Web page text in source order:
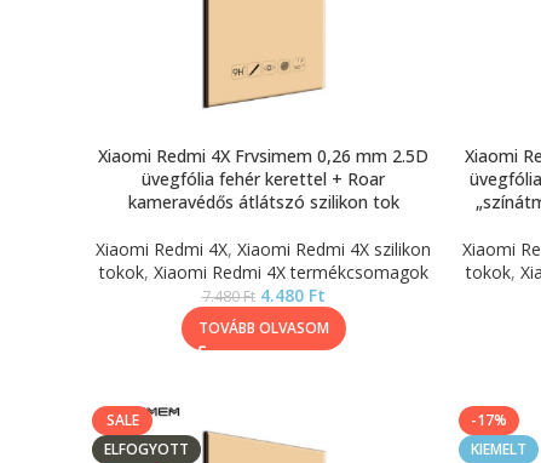
Xiaomi Redmi 4X Frvsimem 0,26 mm 2.5D
üvegfólia fehér kerettel + Roar
kameravédős átlátszó szilikon tok
Xiaomi Redmi 4X, Xiaomi Redmi 4X szilikon
tokok, Xiaomi Redmi 4X termékcsomagok
7.480Ft 4.480 Ft
TOVÁBB OLVASOM
Xiaomi
Xiaomi
tokok,
SALE
ELFOGYOTT
-17%
KIEMELT